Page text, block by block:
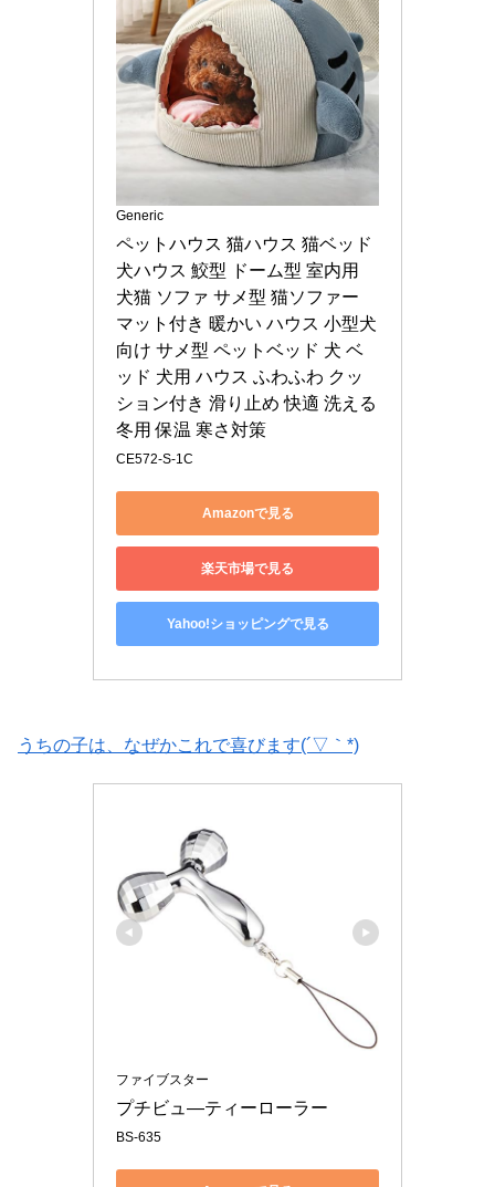
Generic
ペットハウス 猫ハウス 猫ベッド
犬ハウス 鮫型 ドーム型 室内用
犬猫 ソファ サメ型 猫ソファー
マット付き 暖かい ハウス 小型犬
向け サメ型 ペットベッド 犬 ベ
ッド 犬用 ハウス ふわふわ クッ
ション付き 滑り止め 快適 洗える
冬用 保温 寒さ対策
CE572-S-1C
Amazonで見る
楽天市場で見る
Yahoo!ショッピングで見る
うちの子は、なぜかこれで喜びます(´▽｀*)
ファイブスター
プチビュ―ティーローラー
BS-635